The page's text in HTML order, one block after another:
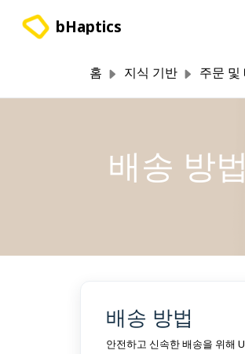
bHaptics
홈 지식 기반 주문 및
배송 방
배송 방법
안전하고 신속한 배송을 위해